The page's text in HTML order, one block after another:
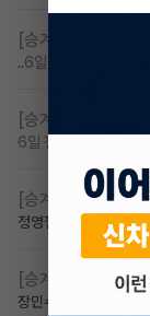
[승계찾아줘] 무
..6일 전
[승계찾아줘] 무
6일 전
[승계찾아줘] 무심
정영철 조회 76
[승계찾아줘] 만
장민수